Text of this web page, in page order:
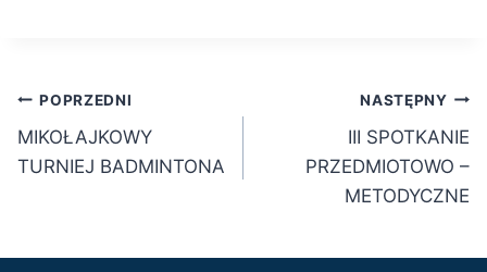
POPRZEDNI
MIKOŁAJKOWY
TURNIEJ BADMINTONA
NASTĘPNY
III SPOTKANIE
PRZEDMIOTOWO –
METODYCZNE